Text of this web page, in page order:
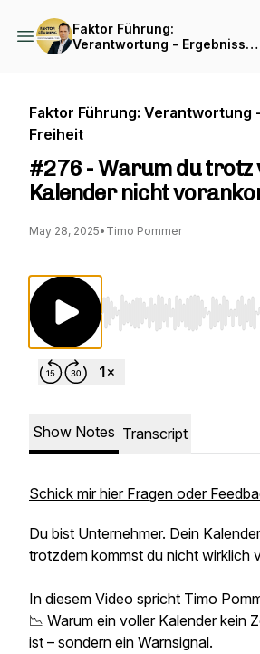
Faktor Führung:
Verantwortung - Ergebnisse
Faktor Führung: Verantwortung
Freiheit
#276 - Warum du trotz
Kalender nicht
May 28, 2025• Timo Pommer
Use Left/Right to
Show Notes Transcript
Schick mir hier Fragen oder
Du bist Unternehmer. Dein
trotzdem kommst du nicht wirklich
In diesem Video spricht Timo
📉 Warum ein voller Kalender kein
ist – sondern ein Warnsignal.